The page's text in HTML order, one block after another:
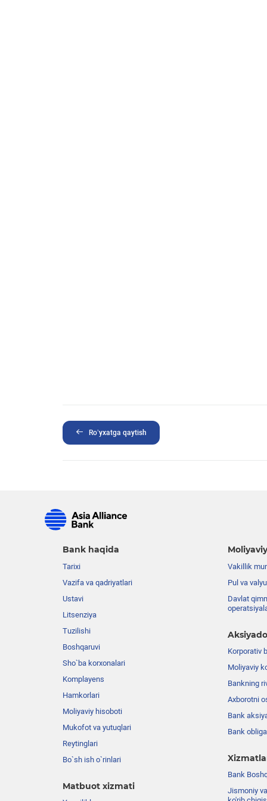
Ro’yxatga qaytish
Bank haqida
Tarixi
Vazifa va qadriyatlari
Ustavi
Litsenziya
Tuzilishi
Boshqaruvi
Sho`ba korxonalari
Komplayens
Hamkorlari
Moliyaviy hisoboti
Mukofot va yutuqlari
Reytinglari
Bo`sh ish o`rinlari
Matbuot xizmati
Vakillik
Pul va
Davlat
Korporativ
Moliyaviy
Bankning
Axborotni
Bank
Bank
Bank
Jismoniy